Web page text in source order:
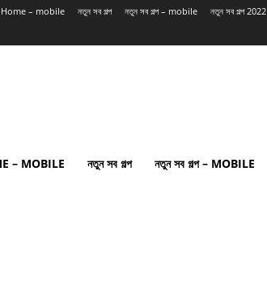
Home – mobile নতুন সব গল্প নতুন সব গল্প – mobile নতুন সব গল্প 2022
– MOBILE নতুন সব গল্প নতুন সব গল্প – MOBILE